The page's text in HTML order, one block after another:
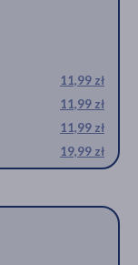
11,99 zł
11,99 zł
11,99 zł
19,99 zł